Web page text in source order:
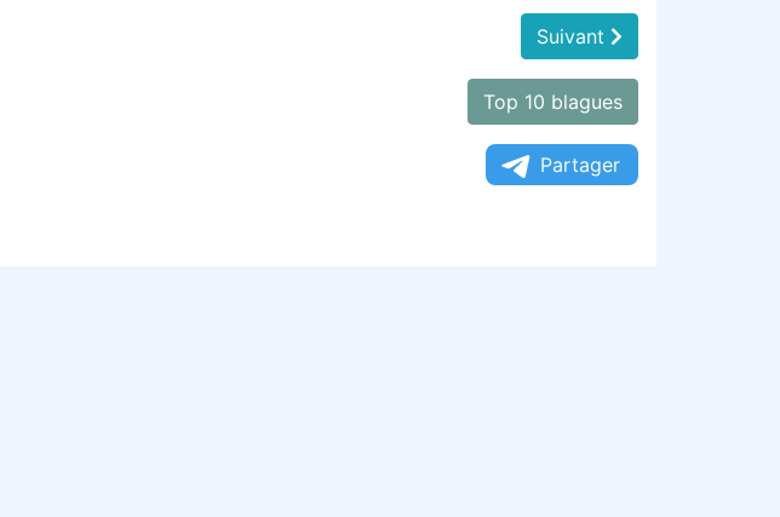
Suivant
Top 10 blagues
Partager